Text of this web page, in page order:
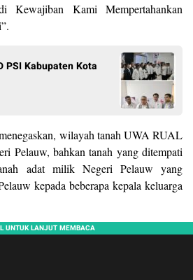
Kewajiban Kami Mempertahankan
PSI Kabupaten Kota
wilayah tanah UWA RUAL
Pelauw, bahkan tanah yang ditempati
adat milik Negeri Pelauw yang
kepada beberapa kepala keluarga